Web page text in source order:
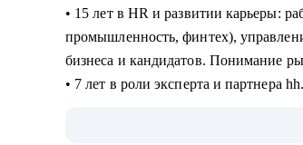
• 15 лет в HR и развитии карьеры:
промышленность, финтех),
бизнеса и кандидатов. Понимание
• 7 лет в роли эксперта и партнера